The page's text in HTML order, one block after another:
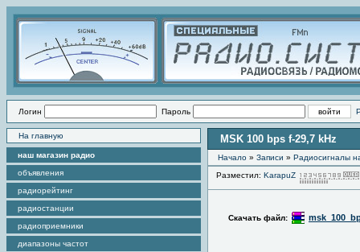
Логин Пароль
На главную
наш магазин радио
объявления
радиорейтинг
радиостанции
радиоприемники
диапазоны частот
MSK 100 bps f-29,7 kHz
Начало » Записи » Радиоcигналы
Разместил: KarapuZ
Скачать файл: